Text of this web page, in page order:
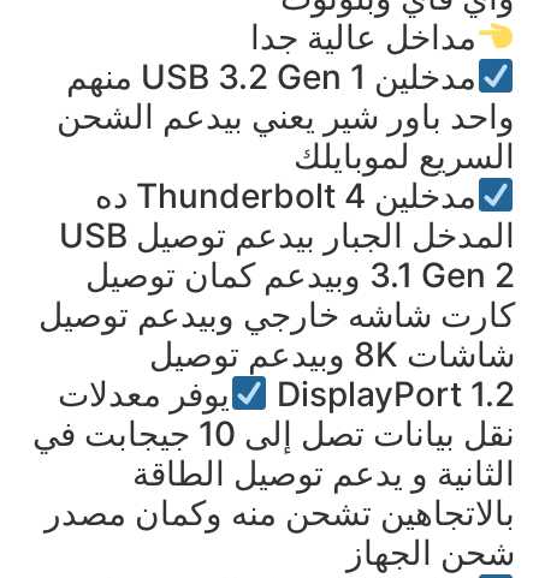
مداخل عالية جدا
مدخلين USB 3.2 Gen 1 منهم
واحد باور شير يعني بيدعم الشحن
السريع لموبايلك
مدخلين Thunderbolt 4 ده
المدخل الجبار بيدعم توصيل USB
3.1 Gen 2 وبيدعم كمان توصيل
كارت شاشه خارجي وبيدعم توصيل
شاشات 8K وبيدعم توصيل
DisplayPort 1.2
يوفر معدلات
نقل بيانات تصل إلى 10 جيجابت في
الثانية و يدعم توصيل الطاقة
بالاتجاهين تشحن منه وكمان مصدر
شحن الجهاز